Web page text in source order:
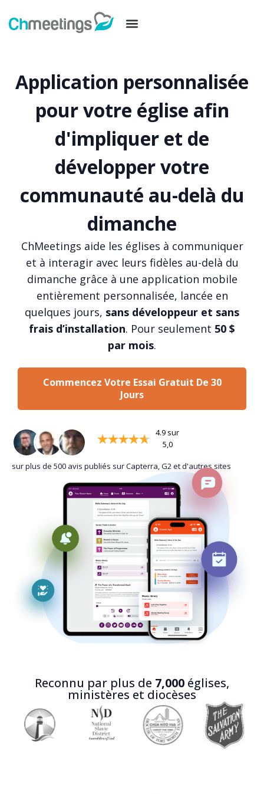
Application personnalisée
pour votre église afin
d'impliquer et de
développer votre
communauté au-delà du
dimanche
ChMeetings aide les églises à communiquer
et à interagir avec leurs fidèles au-delà du
dimanche grâce à une application mobile
entièrement personnalisée, lancée en
quelques jours, sans développeur et sans
frais d’installation. Pour seulement 50 $
par mois.
Commencez Votre Essai Gratuit De 30
Jours
4.9 sur
5,0
sur plus de 500 avis publiés sur Capterra, G2 et d'autres sites
Reconnu par plus de 7,000 églises,
ministères et diocèses